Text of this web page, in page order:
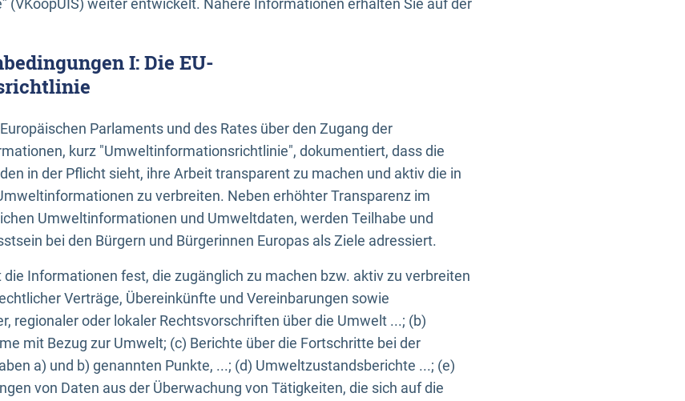
(VKoopUIS) weiter entwickelt. Nähere Informationen erhalten Sie auf der
I: Die EU-
Parlaments und des Rates über den Zugang der
kurz "Umweltinformationsrichtlinie", dokumentiert, dass die
in der Pflicht sieht, ihre Arbeit transparent zu machen und aktiv die in
zu verbreiten. Neben erhöhter Transparenz im
Umweltinformationen und Umweltdaten, werden Teilhabe und
bei den Bürgern und Bürgerinnen Europas als Ziele adressiert.
Informationen fest, die zugänglich zu machen bzw. aktiv zu verbreiten
Verträge, Übereinkünfte und Vereinbarungen sowie
regionaler oder lokaler Rechtsvorschriften über die Umwelt ...; (b)
mit Bezug zur Umwelt; (c) Berichte über die Fortschritte bei der
a) und b) genannten Punkte, ...; (d) Umweltzustandsberichte ...; (e)
von Daten aus der Überwachung von Tätigkeiten, die sich auf die